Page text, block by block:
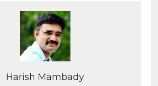
Harish Mambady